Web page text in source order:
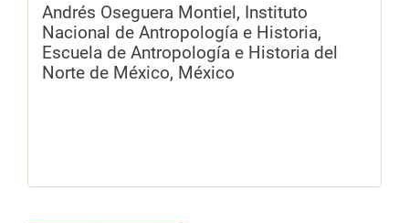
Andrés Oseguera Montiel, Instituto
Nacional de Antropología e Historia,
Escuela de Antropología e Historia del
Norte de México, México